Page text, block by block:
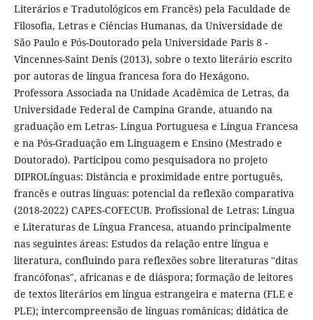
Literários e Tradutológicos em Francês) pela Faculdade de
Filosofia, Letras e Ciências Humanas, da Universidade de
São Paulo e Pós-Doutorado pela Universidade Paris 8 -
Vincennes-Saint Denis (2013), sobre o texto literário escrito
por autoras de língua francesa fora do Hexágono.
Professora Associada na Unidade Acadêmica de Letras, da
Universidade Federal de Campina Grande, atuando na
graduação em Letras- Língua Portuguesa e Língua Francesa
e na Pós-Graduação em Linguagem e Ensino (Mestrado e
Doutorado). Participou como pesquisadora no projeto
DIPROLínguas: Distância e proximidade entre português,
francês e outras línguas: potencial da reflexão comparativa
(2018-2022) CAPES-COFECUB. Profissional de Letras: Língua
e Literaturas de Língua Francesa, atuando principalmente
nas seguintes áreas: Estudos da relação entre língua e
literatura, confluindo para reflexões sobre literaturas "ditas
francófonas", africanas e de diáspora; formação de leitores
de textos literários em língua estrangeira e materna (FLE e
PLE); intercompreensão de línguas românicas; didática de